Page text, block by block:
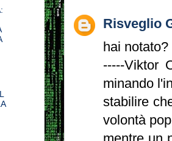
Risveglio
hai notato?
-----Viktor
minando
stabilire
volontà